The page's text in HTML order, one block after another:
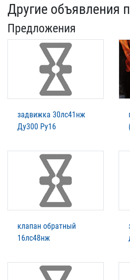
Другие объявления
Предложения
задвижка 30лс41нж
Ду300 Ру16
клапан обратный
16лс48нж